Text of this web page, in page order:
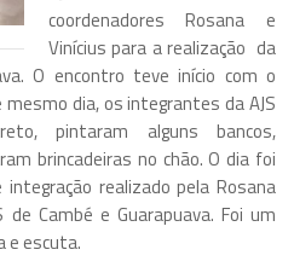
coordenadores Rosana e
Vinícius para a realização da
O encontro teve início com o
dia, os integrantes da AJS
pintaram alguns bancos,
brincadeiras no chão. O dia foi
realizado pela Rosana
Cambé e Guarapuava. Foi um
e escuta.